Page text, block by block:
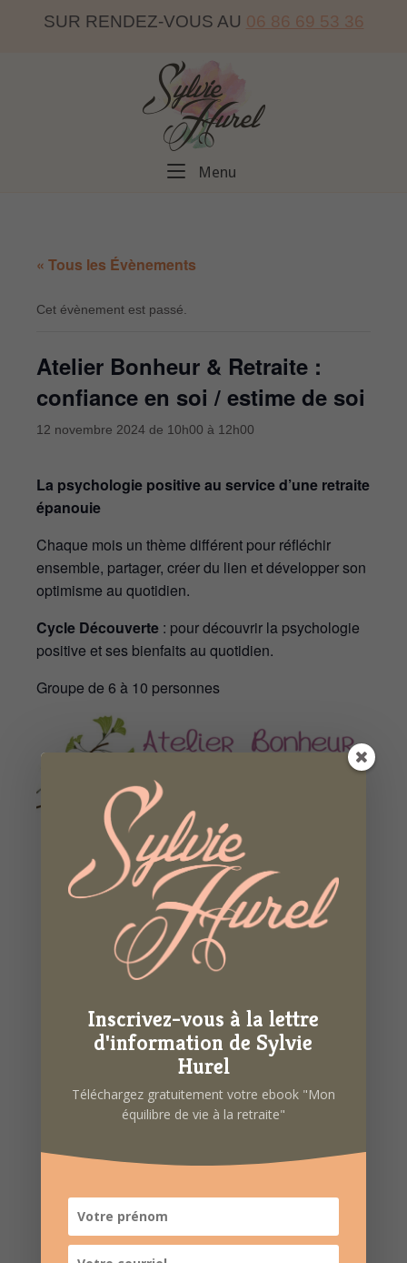
SUR RENDEZ-VOUS AU 06 86 69 53 36
Home
Menu
« Tous les Évènements
Cet évènement est passé.
Atelier Bonheur & Retraite :
confiance en soi / estime de soi
12 novembre 2024 de 10h00 à 12h00
La psychologie positive au service d’une retraite
épanouie
Chaque mois un thème différent pour réfléchir
ensemble, partager, créer du lien et développer son
optimisme au quotidien.
Cycle Découverte : pour découvrir la psychologie
positive et ses bienfaits au quotidien.
Groupe de 6 à 10 personnes
Inscrivez-vous à la lettre
d'information de Sylvie
Hurel
Téléchargez gratuitement votre ebook "Mon
équilibre de vie à la retraite"